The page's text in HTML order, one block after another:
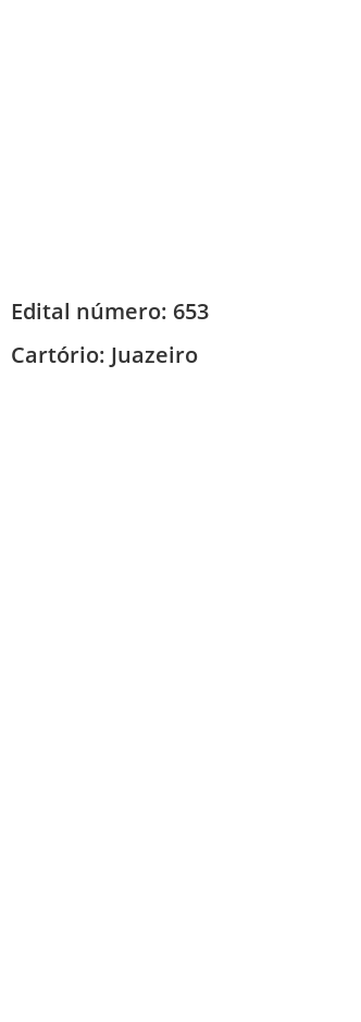
Edital número: 653
Cartório: Juazeiro